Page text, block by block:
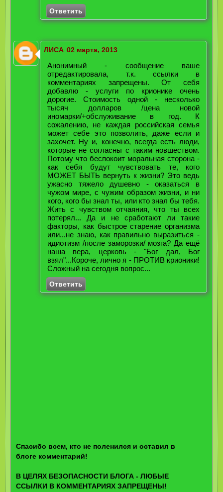
Ответить
ЛИСА 02 марта, 2013
Анонимный - сообщение ваше
отредактировала, т.к. ссылки в
комментариях запрещены. От себя
добавлю - услуги по крионике очень
дорогие. Стоимость одной - несколько
тысяч долларов /цена новой
иномарки/+обслуживание в год. К
сожалению, не каждая российская семья
может себе это позволить, даже если и
захочет. Ну и, конечно, всегда есть люди,
которые не согласны с таким новшеством.
Потому что беспокоит моральная сторона -
как себя будут чувствовать те, кого
МОЖЕТ БЫТЬ вернуть к жизни? Это ведь
ужасно тяжело душевно - оказаться в
чужом мире, с чужим образом жизни, и ни
кого, кого бы знал ты, или кто знал бы тебя.
Жить с чувством отчаяния, что ты всех
потерял... Да и не сработают ли такие
факторы, как быстрое старение организма
или...не знаю, как правильно выразиться -
идиотизм /после заморозки/ мозга? Да ещё
наша вера, церковь - "Бог дал, Бог
взял"...Короче, лично я - ПРОТИВ крионики!
Сложный на сегодня вопрос...
Ответить
Спасибо всем, кто не поленился и оставил в
блоге комментарий!
В ЦЕЛЯХ БЕЗОПАСНОСТИ БЛОГА - ЛЮБЫЕ
ССЫЛКИ В КОММЕНТАРИЯХ ЗАПРЕЩЕНЫ!